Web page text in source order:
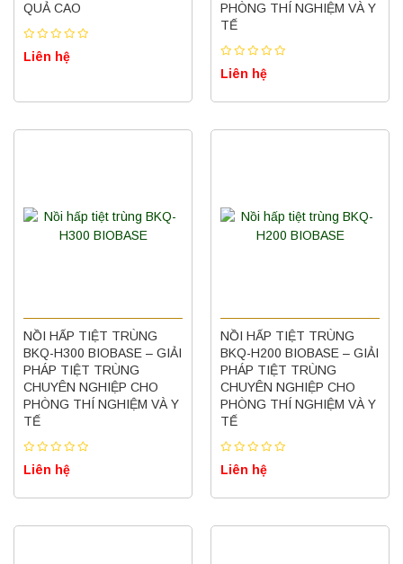
QUẢ CAO
Liên hệ
PHÒNG THÍ NGHIỆM VÀ Y
TẾ
Liên hệ
NỒI HẤP TIỆT TRÙNG
BKQ-H300 BIOBASE – GIẢI
PHÁP TIỆT TRÙNG
CHUYÊN NGHIỆP CHO
PHÒNG THÍ NGHIỆM VÀ Y
TẾ
Liên hệ
NỒI HẤP TIỆT TRÙNG
BKQ-H200 BIOBASE – GIẢI
PHÁP TIỆT TRÙNG
CHUYÊN NGHIỆP CHO
PHÒNG THÍ NGHIỆM VÀ Y
TẾ
Liên hệ